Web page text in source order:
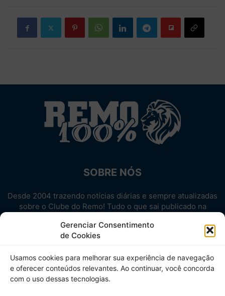
Gerenciar Consentimento
de Cookies
Usamos cookies para melhorar sua experiência de navegação
e oferecer conteúdos relevantes. Ao continuar, você concorda
com o uso dessas tecnologias.
SOBRE NÓS
Desde 2004 trazendo notícias diárias e sempre atualizadas
sobre o Clube do Remo! Tudo o que sai publicado na
Aproveite! Site não-oficial.
SIGA-NOS